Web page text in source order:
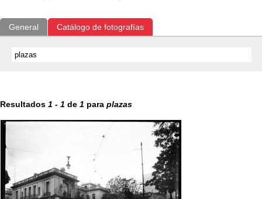
General Catálogo de fotografías
Resultados 1 - 1 de 1 para plazas